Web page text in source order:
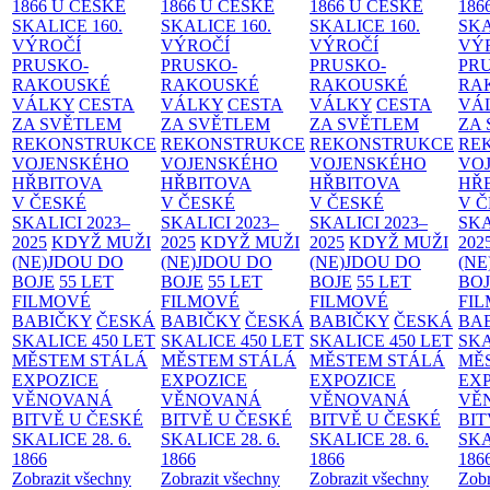
1866 U ČESKÉ
SKALICE 160.
VÝROČÍ
PRUSKO-
RAKOUSKÉ
VÁLKY CESTA
ZA SVĚTLEM
REKONSTRUKCE
VOJENSKÉHO
HŘBITOVA
V ČESKÉ
SKALICI 2023–
2025 KDYŽ MUŽI
(NE)JDOU DO
BOJE 55 LET
FILMOVÉ
BABIČKY ČESKÁ
SKALICE 450 LET
MĚSTEM STÁLÁ
EXPOZICE
VĚNOVANÁ
BITVĚ U ČESKÉ
SKALICE 28. 6.
1866
Zobrazit všechny
1866 U ČESKÉ
SKALICE 160.
VÝROČÍ
PRUSKO-
RAKOUSKÉ
VÁLKY CESTA
ZA SVĚTLEM
REKONSTRUKCE
VOJENSKÉHO
HŘBITOVA
V ČESKÉ
SKALICI 2023–
2025 KDYŽ MUŽI
(NE)JDOU DO
BOJE 55 LET
FILMOVÉ
BABIČKY ČESKÁ
SKALICE 450 LET
MĚSTEM STÁLÁ
EXPOZICE
VĚNOVANÁ
BITVĚ U ČESKÉ
SKALICE 28. 6.
1866
Zobrazit všechny
1866 U ČESKÉ
SKALICE 160.
VÝROČÍ
PRUSKO-
RAKOUSKÉ
VÁLKY CESTA
ZA SVĚTLEM
REKONSTRUKCE
VOJENSKÉHO
HŘBITOVA
V ČESKÉ
SKALICI 2023–
2025 KDYŽ MUŽI
(NE)JDOU DO
BOJE 55 LET
FILMOVÉ
BABIČKY ČESKÁ
SKALICE 450 LET
MĚSTEM STÁLÁ
EXPOZICE
VĚNOVANÁ
BITVĚ U ČESKÉ
SKALICE 28. 6.
1866
Zobrazit všechny
ZA
V